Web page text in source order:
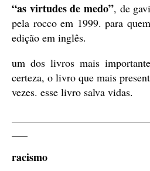
“as virtudes de medo”, de
pela rocco em 1999. para
edição em inglês.
um dos livros mais
certeza, o livro que mais
vezes. esse livro salva vidas.
racismo